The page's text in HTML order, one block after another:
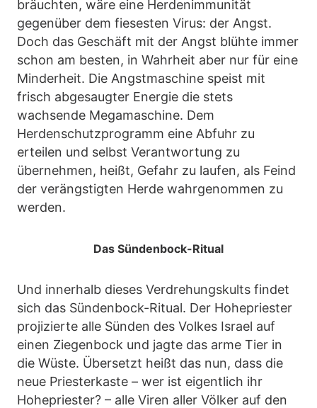
bräuchten, wäre eine Herdenimmunität
gegenüber dem fiesesten Virus: der Angst.
Doch das Geschäft mit der Angst blühte immer
schon am besten, in Wahrheit aber nur für eine
Minderheit. Die Angstmaschine speist mit
frisch abgesaugter Energie die stets
wachsende Megamaschine. Dem
Herdenschutzprogramm eine Abfuhr zu
erteilen und selbst Verantwortung zu
übernehmen, heißt, Gefahr zu laufen, als Feind
der verängstigten Herde wahrgenommen zu
werden.
Das Sündenbock-Ritual
Und innerhalb dieses Verdrehungskults findet
sich das Sündenbock-Ritual. Der Hohepriester
projizierte alle Sünden des Volkes Israel auf
einen Ziegenbock und jagte das arme Tier in
die Wüste. Übersetzt heißt das nun, dass die
neue Priesterkaste – wer ist eigentlich ihr
Hohepriester? – alle Viren aller Völker auf den